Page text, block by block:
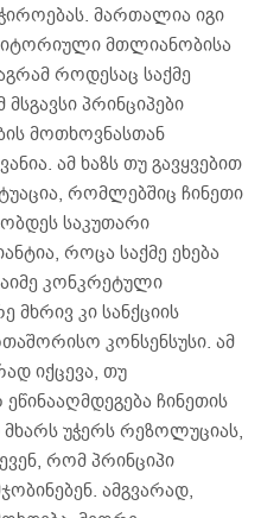
მართალია იგი
მთლიანობისა
როდესაც საქმე
პრინციპები
მოთხოვნასთან
ამ ხაზს თუ გავყვებით
რომლებშიც ჩინეთი
საკუთარი
როცა საქმე ეხება
კონკრეტული
მხრივ კი სანქციის
კონსენსუსი. ამ
იქცევა, თუ
ჩინეთის
უჭერს რეზოლუციას,
რომ პრინციპი
ამგვარად,